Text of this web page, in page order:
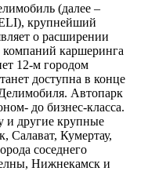
(далее –
крупнейший
о расширении
каршеринга
12-м городом
доступна в конце
Автопарк
до бизнес-класса.
и другие крупные
Салават, Кумертау,
соседнего
Нижнекамск и